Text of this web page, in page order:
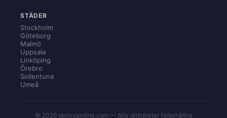
STÄDER
Stockholm
Göteborg
Malmö
Uppsala
Linköping
Örebro
Sollentuna
Umeå
© 2026 dejtingonline.com — Alla rättigheter förbehållna